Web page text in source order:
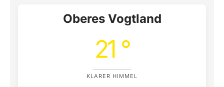
Oberes Vogtland
21 °
KLARER HIMMEL